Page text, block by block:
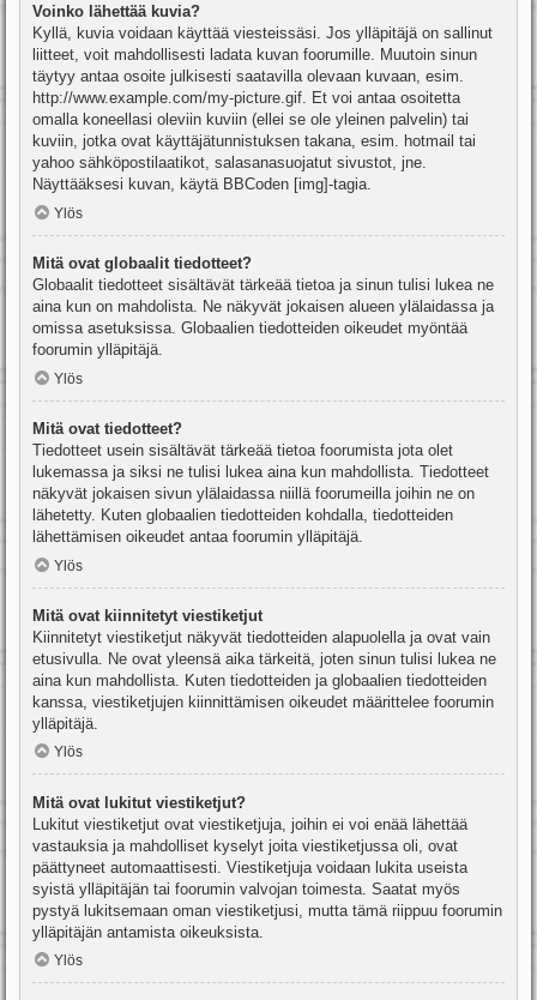
Voinko lähettää kuvia?
Kyllä, kuvia voidaan käyttää viesteissäsi. Jos ylläpitäjä on sallinut
liitteet, voit mahdollisesti ladata kuvan foorumille. Muutoin sinun
täytyy antaa osoite julkisesti saatavilla olevaan kuvaan, esim.
http://www.example.com/my-picture.gif. Et voi antaa osoitetta
omalla koneellasi oleviin kuviin (ellei se ole yleinen palvelin) tai
kuviin, jotka ovat käyttäjätunnistuksen takana, esim. hotmail tai
yahoo sähköpostilaatikot, salasanasuojatut sivustot, jne.
Näyttääksesi kuvan, käytä BBCoden [img]-tagia.
Ylös
Mitä ovat globaalit tiedotteet?
Globaalit tiedotteet sisältävät tärkeää tietoa ja sinun tulisi lukea ne
aina kun on mahdolista. Ne näkyvät jokaisen alueen ylälaidassa ja
omissa asetuksissa. Globaalien tiedotteiden oikeudet myöntää
foorumin ylläpitäjä.
Ylös
Mitä ovat tiedotteet?
Tiedotteet usein sisältävät tärkeää tietoa foorumista jota olet
lukemassa ja siksi ne tulisi lukea aina kun mahdollista. Tiedotteet
näkyvät jokaisen sivun ylälaidassa niillä foorumeilla joihin ne on
lähetetty. Kuten globaalien tiedotteiden kohdalla, tiedotteiden
lähettämisen oikeudet antaa foorumin ylläpitäjä.
Ylös
Mitä ovat kiinnitetyt viestiketjut
Kiinnitetyt viestiketjut näkyvät tiedotteiden alapuolella ja ovat vain
etusivulla. Ne ovat yleensä aika tärkeitä, joten sinun tulisi lukea ne
aina kun mahdollista. Kuten tiedotteiden ja globaalien tiedotteiden
kanssa, viestiketjujen kiinnittämisen oikeudet määrittelee foorumin
ylläpitäjä.
Ylös
Mitä ovat lukitut viestiketjut?
Lukitut viestiketjut ovat viestiketjuja, joihin ei voi enää lähettää
vastauksia ja mahdolliset kyselyt joita viestiketjussa oli, ovat
päättyneet automaattisesti. Viestiketjuja voidaan lukita useista
syistä ylläpitäjän tai foorumin valvojan toimesta. Saatat myös
pystyä lukitsemaan oman viestiketjusi, mutta tämä riippuu foorumin
ylläpitäjän antamista oikeuksista.
Ylös